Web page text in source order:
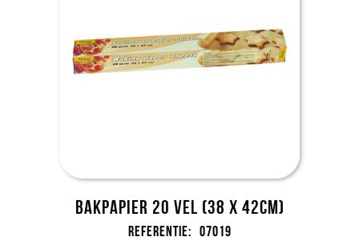
Bakpapier 20 vel (38 x 42cm)
Referentie: 07019